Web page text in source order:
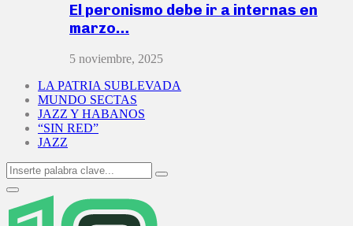
El peronismo debe ir a internas en
marzo…
5 noviembre, 2025
LA PATRIA SUBLEVADA
MUNDO SECTAS
JAZZ Y HABANOS
“SIN RED”
JAZZ
Search
for:
Search
Primary
Menu